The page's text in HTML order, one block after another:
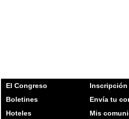
El Congreso
Boletines
Hoteles
Inscripción
Envía tu
Mis